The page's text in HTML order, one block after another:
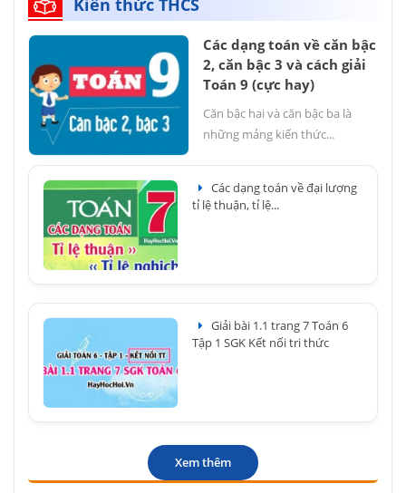
Kiến thức THCS
Các dạng toán về căn bậc
2, căn bậc 3 và cách giải
Toán 9 (cực hay)
Căn bậc hai và căn bậc ba là
những mảng kiến thức...
Các dạng toán về đại lượng
tỉ lệ thuận, tỉ lệ...
Giải bài 1.1 trang 7 Toán 6
Tập 1 SGK Kết nối tri thức
Xem thêm